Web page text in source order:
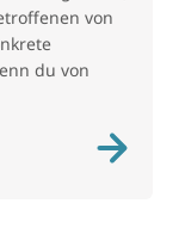
von
du von